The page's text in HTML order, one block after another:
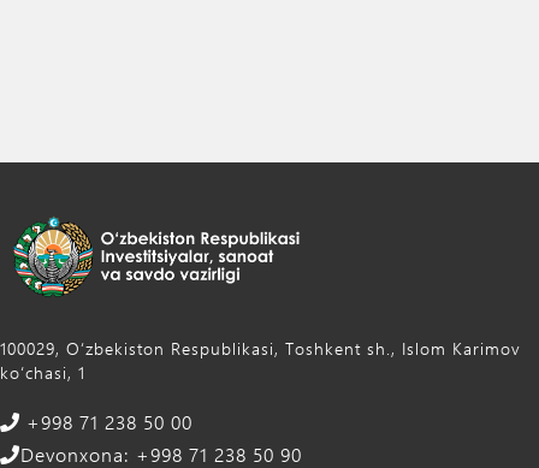
100029, Oʻzbekiston Respublikasi, Toshkent sh., Islom Karimov
ko‘chasi, 1
+998 71 238 50 00
Devonxona: +998 71 238 50 90